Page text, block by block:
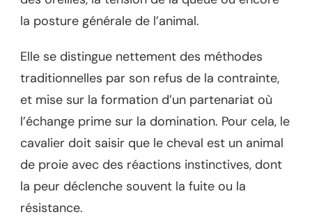
la posture générale de l’animal.
Elle se distingue nettement des méthodes
traditionnelles par son refus de la contrainte,
et mise sur la formation d’un partenariat où
l’échange prime sur la domination. Pour cela, le
cavalier doit saisir que le cheval est un animal
de proie avec des réactions instinctives, dont
la peur déclenche souvent la fuite ou la
résistance.